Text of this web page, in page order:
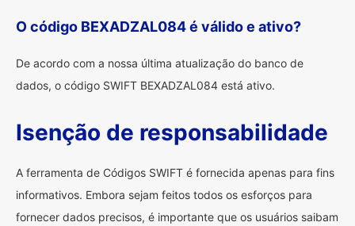
O código BEXADZAL084 é válido e ativo?
De acordo com a nossa última atualização do banco de
dados, o código SWIFT BEXADZAL084 está ativo.
Isenção de responsabilidade
A ferramenta de Códigos SWIFT é fornecida apenas para fins
informativos. Embora sejam feitos todos os esforços para
fornecer dados precisos, é importante que os usuários saibam